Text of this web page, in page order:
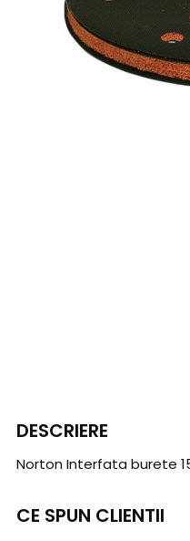
DESCRIERE
Norton Interfata burete
CE SPUN CLIENTII